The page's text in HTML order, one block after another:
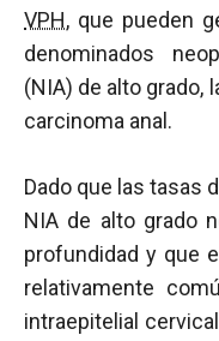
VPH, que pueden
denominados
(NIA) de alto grado,
carcinoma anal.
Dado que las tasas
NIA de alto grado
profundidad y que
relativamente
intraepitelial